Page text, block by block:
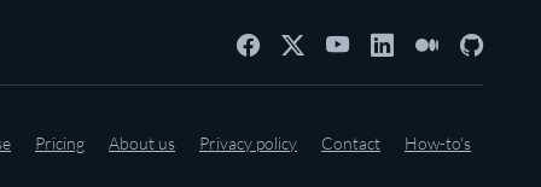
Pricing About us Privacy policy Contact How-to's